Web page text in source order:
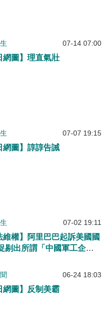
07-14 07:00
網圖】理直氣壯
07-07 19:15
網圖】諄諄告誡
07-02 19:11
維權】阿里巴巴起訴美國國
剔出所謂「中國軍工企
06-24 18:03
網圖】反制美霸